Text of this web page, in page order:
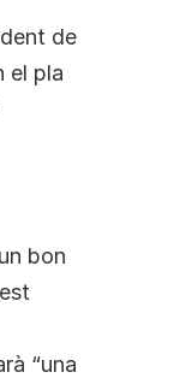
de
el pla
bon
“una